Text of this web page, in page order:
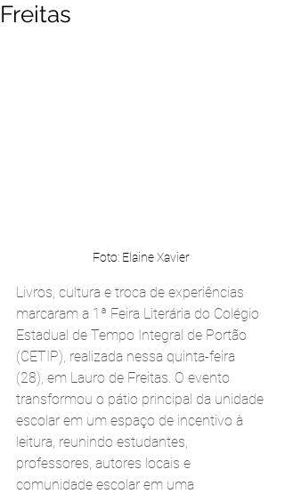
Freitas
Foto: Elaine Xavier
Livros, cultura e troca de experiências
marcaram a 1ª Feira Literária do Colégio
Estadual de Tempo Integral de Portão
(CETIP), realizada nessa quinta-feira
(28), em Lauro de Freitas. O evento
transformou o pátio principal da unidade
escolar em um espaço de incentivo à
leitura, reunindo estudantes,
professores, autores locais e
comunidade escolar em uma